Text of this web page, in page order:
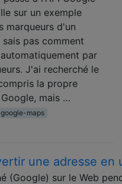
sur un exemple
marqueurs d'un
pas comment
par
J'ai recherché le
la propre
mais …
google-maps
une adresse en
(Google) sur le Web